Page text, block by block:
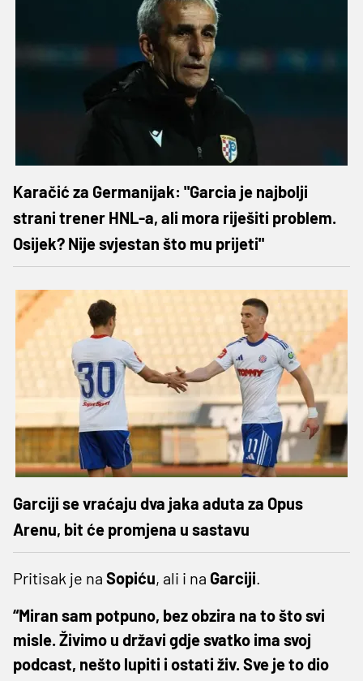
Karačić za Germanijak: "Garcia je najbolji
strani trener HNL-a, ali mora riješiti problem.
Osijek? Nije svjestan što mu prijeti"
Garciji se vraćaju dva jaka aduta za Opus
Arenu, bit će promjena u sastavu
Pritisak je na Sopiću, ali i na Garciji.
“Miran sam potpuno, bez obzira na to što svi
misle. Živimo u državi gdje svatko ima svoj
podcast, nešto lupiti i ostati živ. Sve je to dio